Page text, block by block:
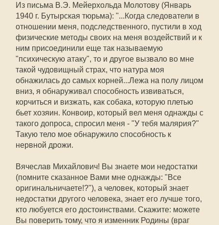
Из письма В.Э. Мейерхольда Молотову (Январь
1940 г. Бутырская тюрьма): "...Когда следователи в
отношении меня, подследственного, пустили в ход
физические методы своих на меня воздействий и к
ним присоединили еще так называемую
"психическую атаку", то и другое вызвало во мне
такой чудовищный страх, что натура моя
обнажилась до самых корней...Лежа на полу лицом
вниз, я обнаруживал способность извиваться,
корчиться и визжать, как собака, которую плетью
бьет хозяин. Конвоир, который вел меня однажды с
такого допроса, спросил меня - "У тебя малярия?"
Такую тело мое обнаружило способность к
нервной дрожи.
Вячеслав Михайлович! Вы знаете мои недостатки
(помните сказанное Вами мне однажды: "Все
оригинальничаете!?"), а человек, который знает
недостатки другого человека, знает его лучше того,
кто любуется его достоинствами. Скажите: можете
Вы поверить тому, что я изменник Родины (враг